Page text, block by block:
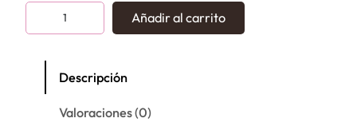
o
Añadir al carrito
Descripción
Valoraciones (0)